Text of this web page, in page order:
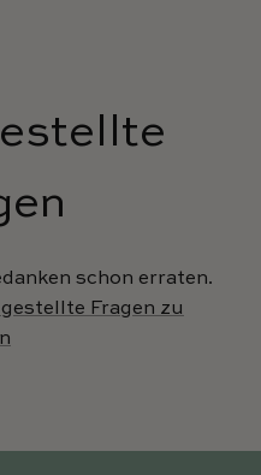
schon erraten.
Fragen zu